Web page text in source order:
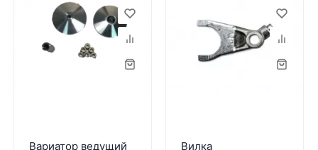
Вариатор ведущий Вилка